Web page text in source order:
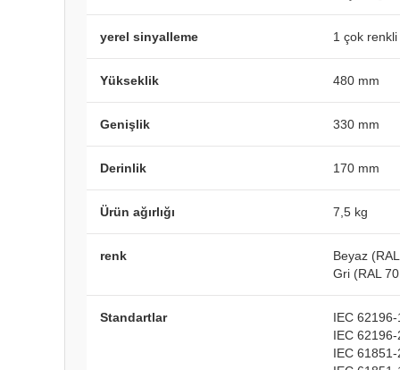
yerel sinyalleme 1 çok
Yükseklik 480 mm
Genişlik 330 mm
Derinlik 170 mm
Ürün ağırlığı 7,5 kg
renk
Beyaz
Gri (RAL
Standartlar
IEC 62196-
IEC 62196-
IEC 61851-